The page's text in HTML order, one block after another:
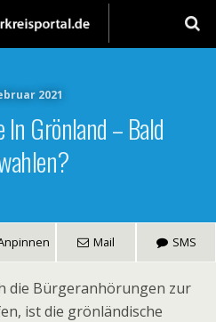
2021
Grönland – Bald
Mail SMS
die Bürgeranhörungen zur
ist die grönländische